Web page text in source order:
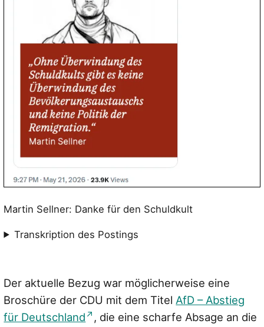
Martin Sellner: Danke für den Schuldkult
Transkription des Postings
Der aktuelle Bezug war möglicherweise eine
Broschüre der CDU mit dem Titel AfD – Abstieg
für Deutschland
, die eine scharfe Absage an die